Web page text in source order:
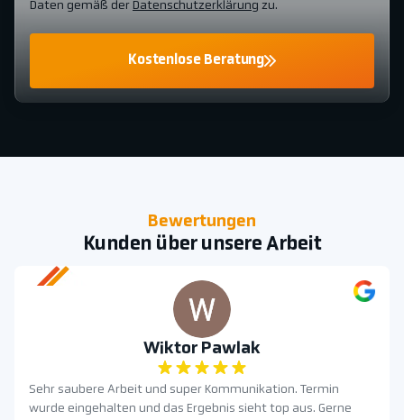
Daten gemäß der Datenschutzerklärung zu.
Kostenlose Beratung
Bewertungen
Kunden über unsere Arbeit
Wiktor Pawlak
Sehr saubere Arbeit und super Kommunikation. Termin
wurde eingehalten und das Ergebnis sieht top aus. Gerne